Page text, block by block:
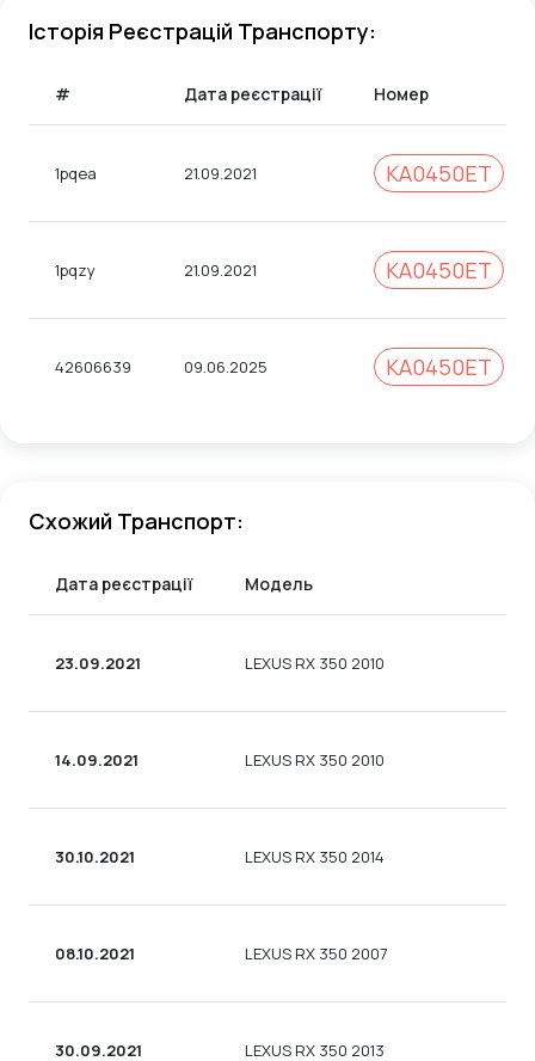
Історія Реєстрацій Транспорту:
# Дата реєстрації Номер
1pqea 21.09.2021 KA0450ET
1pqzy 21.09.2021 KA0450ET
42606639 09.06.2025 КА0450ЕТ
Схожий Транспорт:
Дата реєстрації Модель
23.09.2021 LEXUS RX 350 2010
14.09.2021 LEXUS RX 350 2010
30.10.2021 LEXUS RX 350 2014
08.10.2021 LEXUS RX 350 2007
30.09.2021 LEXUS RX 350 2013